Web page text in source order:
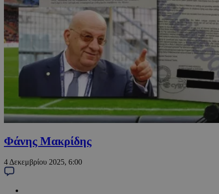
Φάνης Μακρίδης
4 Δεκεμβρίου 2025, 6:00